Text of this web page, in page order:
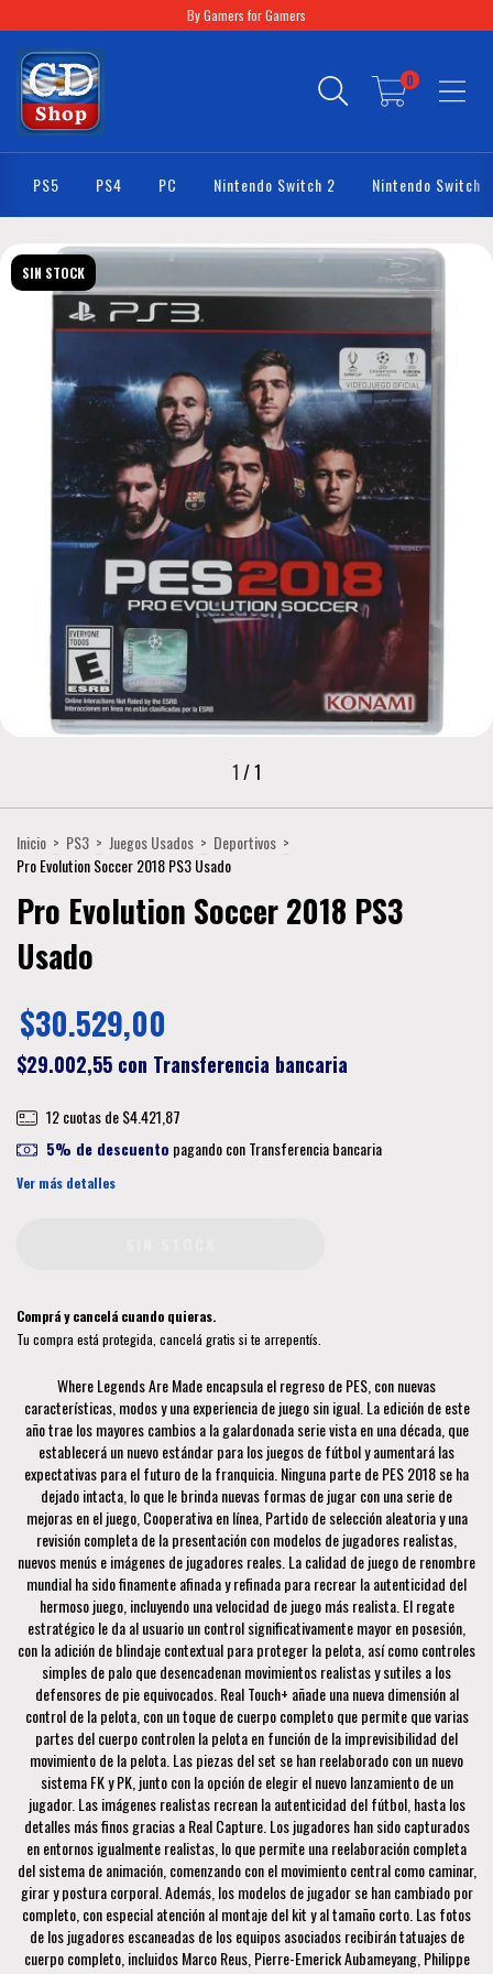
By Gamers for Gamers
0
PS5 PS4 PC Nintendo Switch 2 Nintendo Switch
SIN STOCK
1 /1
Inicio > PS3 > Juegos Usados > Deportivos >
Pro Evolution Soccer 2018 PS3 Usado
Pro Evolution Soccer 2018 PS3
Usado
$30.529,00
$29.002,55 con Transferencia bancaria
12 cuotas de$4.421,87
5% de descuento pagando con Transferencia bancaria
Ver más detalles
Comprá y cancelá cuando quieras.
Tu compra está protegida, cancelá gratis si te arrepentís.
Where Legends Are Made encapsula el regreso de PES, con nuevas
características, modos y una experiencia de juego sin igual. La edición de este
año trae los mayores cambios a la galardonada serie vista en una década, que
establecerá un nuevo estándar para los juegos de fútbol y aumentará las
expectativas para el futuro de la franquicia. Ninguna parte de PES 2018 se ha
dejado intacta, lo que le brinda nuevas formas de jugar con una serie de
mejoras en el juego, Cooperativa en línea, Partido de selección aleatoria y una
revisión completa de la presentación con modelos de jugadores realistas,
nuevos menús e imágenes de jugadores reales. La calidad de juego de renombre
mundial ha sido finamente afinada y refinada para recrear la autenticidad del
hermoso juego, incluyendo una velocidad de juego más realista. El regate
estratégico le da al usuario un control significativamente mayor en posesión,
con la adición de blindaje contextual para proteger la pelota, así como controles
simples de palo que desencadenan movimientos realistas y sutiles a los
defensores de pie equivocados. Real Touch+ añade una nueva dimensión al
control de la pelota, con un toque de cuerpo completo que permite que varias
partes del cuerpo controlen la pelota en función de la imprevisibilidad del
movimiento de la pelota. Las piezas del set se han reelaborado con un nuevo
sistema FK y PK, junto con la opción de elegir el nuevo lanzamiento de un
jugador. Las imágenes realistas recrean la autenticidad del fútbol, hasta los
detalles más finos gracias a Real Capture. Los jugadores han sido capturados
en entornos igualmente realistas, lo que permite una reelaboración completa
del sistema de animación, comenzando con el movimiento central como caminar,
girar y postura corporal. Además, los modelos de jugador se han cambiado por
completo, con especial atención al montaje del kit y al tamaño corto. Las fotos
de los jugadores escaneadas de los equipos asociados recibirán tatuajes de
cuerpo completo, incluidos Marco Reus, Pierre-Emerick Aubameyang, Philippe